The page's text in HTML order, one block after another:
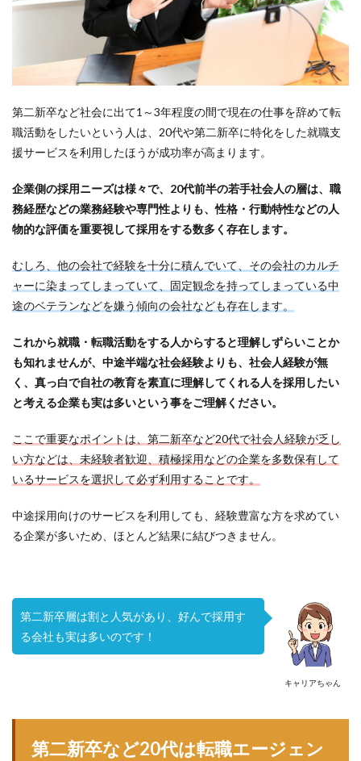
第二新卒など社会に出て1～3年程度の間で現在の仕事を辞めて転
職活動をしたいという人は、20代や第二新卒に特化をした就職支
援サービスを利用したほうが成功率が高まります。
企業側の採用ニーズは様々で、20代前半の若手社会人の層は、職
務経歴などの業務経験や専門性よりも、性格・行動特性などの人
物的な評価を重要視して採用をする数多く存在します。
むしろ、他の会社で経験を十分に積んでいて、その会社のカルチ
ャーに染まってしまっていて、固定観念を持ってしまっている中
途のベテランなどを嫌う傾向の会社なども存在します。
これから就職・転職活動をする人からすると理解しずらいことか
も知れませんが、中途半端な社会経験よりも、社会人経験が無
く、真っ白で自社の教育を素直に理解してくれる人を採用したい
と考える企業も実は多いという事をご理解ください。
ここで重要なポイントは、第二新卒など20代で社会人経験が乏し
い方などは、未経験者歓迎、積極採用などの企業を多数保有して
いるサービスを選択して必ず利用することです。
中途採用向けのサービスを利用しても、経験豊富な方を求めてい
る企業が多いため、ほとんど結果に結びつきません。
キャリアちゃん
第二新卒層は割と人気があり、好んで採用す
る会社も実は多いのです！
第二新卒など20代は転職エージェン